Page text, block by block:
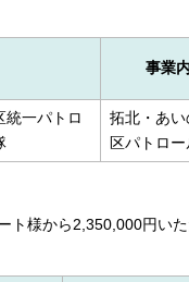
事業
統一パトロ
拓北・あ
区パトロー
ト様から2,350,000円い